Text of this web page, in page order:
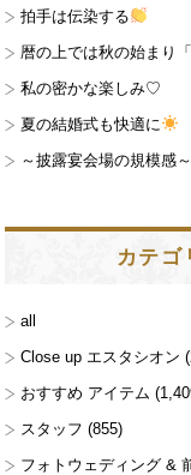
拍手は伝染する
暦の上では秋の始まり「
私の密かな楽しみ♡
夏の結婚式も快適に
～披露宴会場の規模感～
カテゴ
all
Close up エスタシオン
おすすめ アイテム
スタッフ (855)
フォトウェディング &